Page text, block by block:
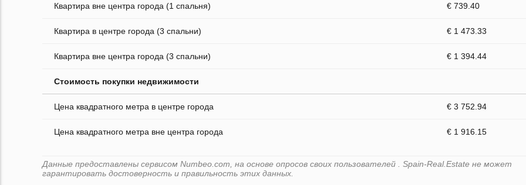
Квартира вне центра города (1 спальня) € 739.40
Квартира в центре города (3 спальни) € 1 473.33
Квартира вне центра города (3 спальни) € 1 394.44
Стоимость покупки недвижимости
Цена квадратного метра в центре города € 3 752.94
Цена квадратного метра вне центра города € 1 916.15
Данные предоставлены сервисом Numbeo.com, на основе опросов своих пользователей . Spain-Real.Estate не может
гарантировать достоверность и правильность этих данных.